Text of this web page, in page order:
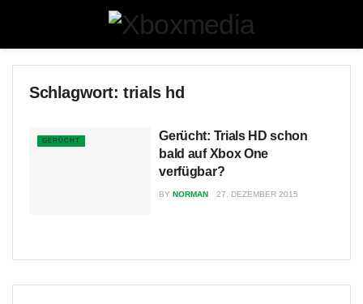
Schlagwort:trials hd
GERÜCHT
Gerücht: Trials HD schon
bald auf Xbox One
verfügbar?
BY NORMAN 27. DEZEMBER 2015